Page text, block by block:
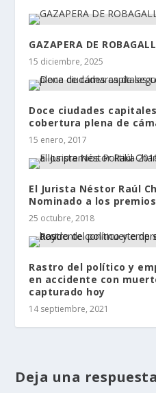
GAZAPERA DE
15 diciembre, 2025
Doce ciudades
cobertura plena de
15 enero, 2017
El Jurista Néstor Raúl
Nominado a los
25 octubre, 2018
Rastro del político y
en accidente con
capturado hoy
14 septiembre, 2021
Deja una respuesta